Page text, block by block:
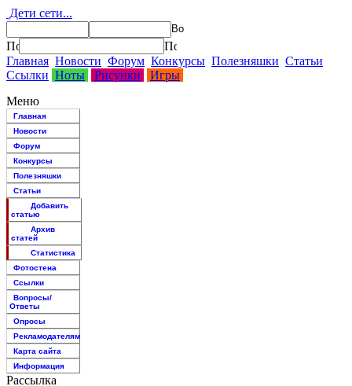
Дети сети...
Главная Новости Форум Конкурсы Полезняшки Статьи
Ссылки Ноты Рисунки
Игры
Меню
Главная
Новости
Форум
Конкурсы
Полезняшки
Статьи
Добавить
статью
Архив
статей
Статистика
Фотостена
Ссылки
Вопросы/
Ответы
Опросы
Рекламодателям
Карта сайта
Информация
Рассылка